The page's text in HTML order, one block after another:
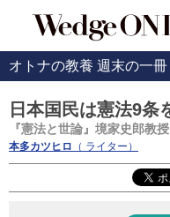
オトナの教養 週末の一冊
日本国民は憲法9条
『憲法と世論』境家史郎教
本多カツヒロ （ ライター）